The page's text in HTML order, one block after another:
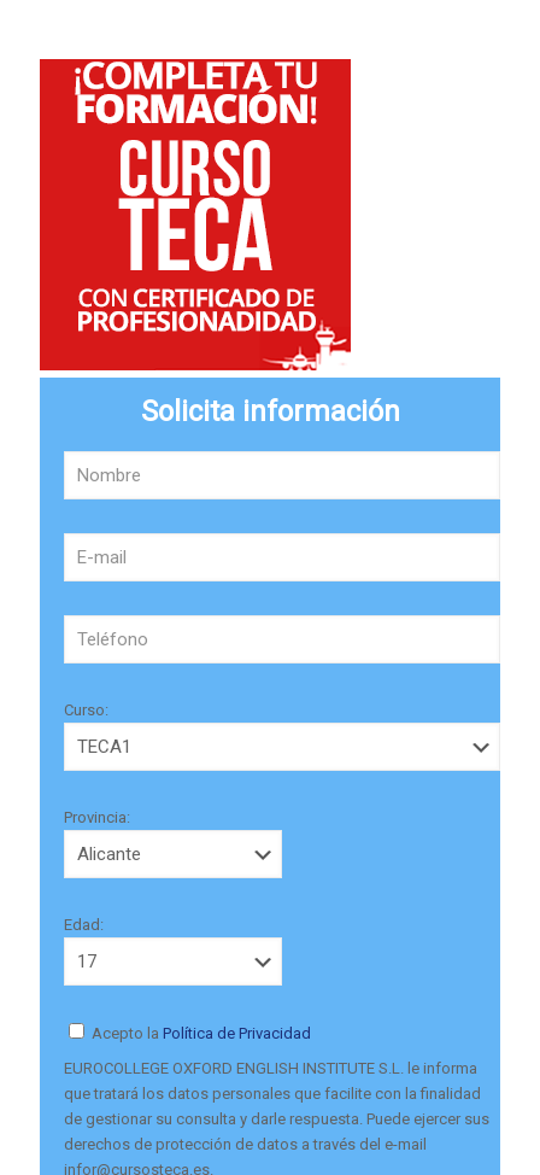
Solicita información
Curso:
Provincia:
Edad:
Acepto la Política de Privacidad
EUROCOLLEGE OXFORD ENGLISH INSTITUTE S.L. le informa
que tratará los datos personales que facilite con la finalidad
de gestionar su consulta y darle respuesta. Puede ejercer sus
derechos de protección de datos a través del e-mail
infor@cursosteca.es.